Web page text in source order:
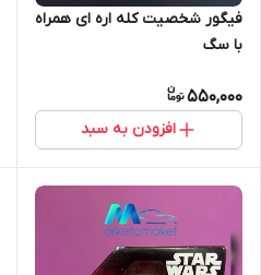
فیگور شخصیت کله اره ای همراه
با سگ
550,000
افزودن به سبد